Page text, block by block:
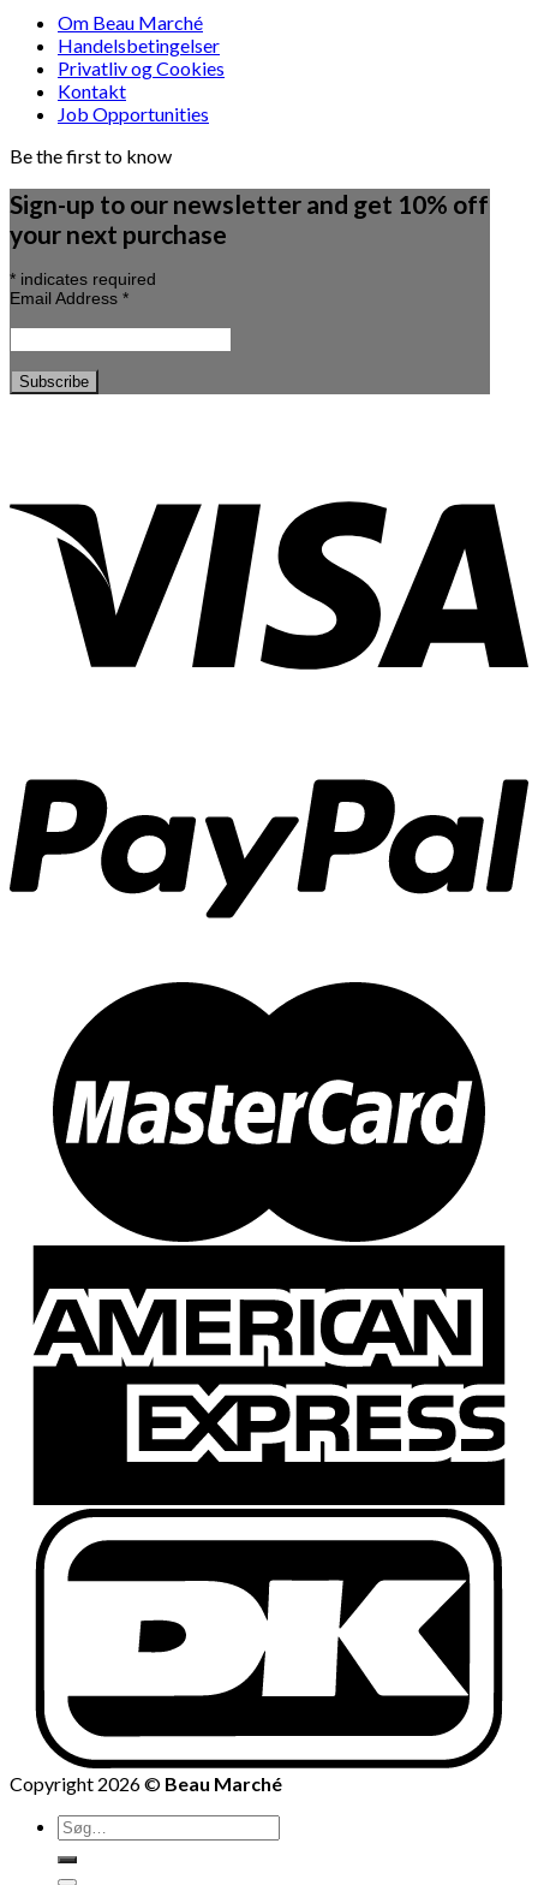
Om Beau Marché
Handelsbetingelser
Privatliv og Cookies
Kontakt
Job Opportunities
Be the first to know
Sign-up to our newsletter and get 10% off
your next purchase
* indicates required
Email Address *
Copyright 2026 © Beau Marché
Søg
efter: